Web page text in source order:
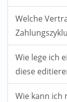
Welche
Wie lege ich
diese
Wie kann ich